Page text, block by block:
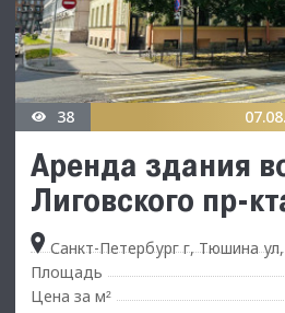
38
Аренда здания
Лиговского пр-
Санкт-Петербург г, Тюшина
Площадь
Цена за м²